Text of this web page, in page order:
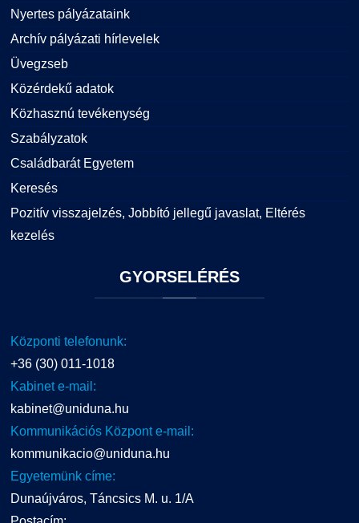
Nyertes pályázataink
Archív pályázati hírlevelek
Üvegzseb
Közérdekű adatok
Közhasznú tevékenység
Szabályzatok
Családbarát Egyetem
Keresés
Pozitív visszajelzés, Jobbító jellegű javaslat, Eltérés
kezelés
GYORSELÉRÉS
Központi telefonunk:
+36 (30) 011-1018
Kabinet e-mail:
kabinet@uniduna.hu
Kommunikációs Központ e-mail:
kommunikacio@uniduna.hu
Egyetemünk címe:
Dunaújváros, Táncsics M. u. 1/A